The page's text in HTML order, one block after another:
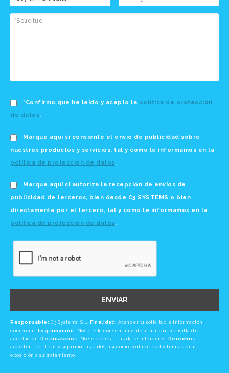
*Confirmo que he leído y acepto la política de protección
de datos.
Marque aquí si consiente el envío de publicidad sobre
nuestros productos y servicios, tal y como le informamos en la
política de protección de datos.
Marque aquí si autoriza la recepción de envíos de
publicidad de terceros, bien desde C3 SYSTEMS o bien
directamente por el tercero, tal y como le informamos en la
política de protección de datos.
ENVIAR
Responsable: C3 Systems, S.L. Finalidad: Atender tu solicitud e información
comercial.
Legitimación: Nos das tu consentimiento al marcar la casilla de
aceptación.
Destinatarios: No se cederán tus datos a terceros.
Derechos:
acceder, rectificar y suprimir tus datos, así como portabilidad y limitación u
oposición a su tratamiento.